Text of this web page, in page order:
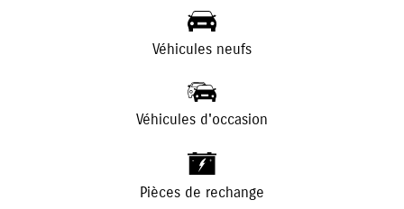
Véhicules neufs
Véhicules d'occasion
- +
Pièces de rechange